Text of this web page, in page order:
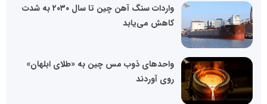
واردات سنگ آهن چین تا سال ۲۰۳۰ به شدت
کاهش می‌یابد
واحدهای ذوب مس چین به «طلای ابلهان»
روی آوردند